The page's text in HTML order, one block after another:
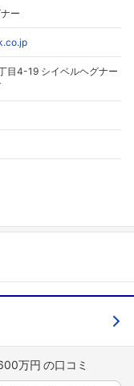
ー
目4-19 シイベルヘグナー
万円